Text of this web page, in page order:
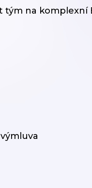
tým na komplexní